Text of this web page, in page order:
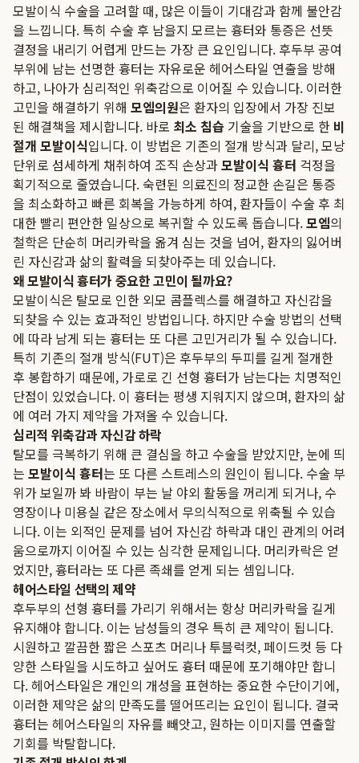
모발이식 수술을 고려할 때, 많은 이들이 기대감과 함께 불안감
을 느낍니다. 특히 수술 후 남을지 모르는 흉터와 통증은 선뜻
결정을 내리기 어렵게 만드는 가장 큰 요인입니다. 후두부 공여
부위에 남는 선명한 흉터는 자유로운 헤어스타일 연출을 방해
하고, 나아가 심리적인 위축감으로 이어질 수 있습니다. 이러한
고민을 해결하기 위해 모엠의원은 환자의 입장에서 가장 진보
된 해결책을 제시합니다. 바로 최소 침습 기술을 기반으로 한 비
절개 모발이식입니다. 이 방법은 기존의 절개 방식과 달리, 모낭
단위로 섬세하게 채취하여 조직 손상과모발이식 흉터 걱정을
획기적으로 줄였습니다. 숙련된 의료진의 정교한 손길은 통증
을 최소화하고 빠른 회복을 가능하게 하여, 환자들이 수술 후 최
대한 빨리 편안한 일상으로 복귀할 수 있도록 돕습니다.모엠의
철학은 단순히 머리카락을 옮겨 심는 것을 넘어, 환자의 잃어버
린 자신감과 삶의 활력을 되찾아주는 데 있습니다.
왜 모발이식 흉터가 중요한 고민이 될까요?
모발이식은 탈모로 인한 외모 콤플렉스를 해결하고 자신감을
되찾을 수 있는 효과적인 방법입니다. 하지만 수술 방법의 선택
에 따라 남게 되는 흉터는 또 다른 고민거리가 될 수 있습니다.
특히 기존의 절개 방식(FUT)은 후두부의 두피를 길게 절개한
후 봉합하기 때문에, 가로로 긴 선형 흉터가 남는다는 치명적인
단점이 있었습니다. 이 흉터는 평생 지워지지 않으며, 환자의 삶
에 여러 가지 제약을 가져올 수 있습니다.
심리적 위축감과 자신감 하락
탈모를 극복하기 위해 큰 결심을 하고 수술을 받았지만, 눈에 띄
는 모발이식 흉터는 또 다른 스트레스의 원인이 됩니다. 수술 부
위가 보일까 봐 바람이 부는 날 야외 활동을 꺼리게 되거나, 수
영장이나 미용실 같은 장소에서 무의식적으로 위축될 수 있습
니다. 이는 외적인 문제를 넘어 자신감 하락과 대인 관계의 어려
움으로까지 이어질 수 있는 심각한 문제입니다. 머리카락은 얻
었지만, 흉터라는 또 다른 족쇄를 얻게 되는 셈입니다.
헤어스타일 선택의 제약
후두부의 선형 흉터를 가리기 위해서는 항상 머리카락을 길게
유지해야 합니다. 이는 남성들의 경우 특히 큰 제약이 됩니다.
시원하고 깔끔한 짧은 스포츠 머리나 투블럭컷, 페이드컷 등 다
양한 스타일을 시도하고 싶어도 흉터 때문에 포기해야만 합니
다. 헤어스타일은 개인의 개성을 표현하는 중요한 수단이기에,
이러한 제약은 삶의 만족도를 떨어뜨리는 요인이 됩니다. 결국
흉터는 헤어스타일의 자유를 빼앗고, 원하는 이미지를 연출할
기회를 박탈합니다.